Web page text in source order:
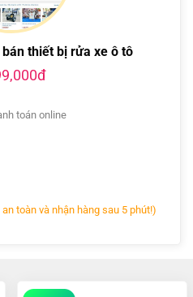
thiết bị rửa xe ô tô
toán online
toàn và nhận hàng sau 5 phút!)